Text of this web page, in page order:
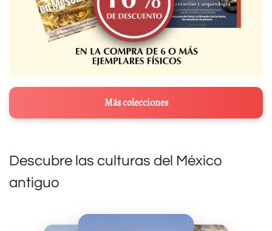
Más colecciones
Descubre las culturas del México
antiguo